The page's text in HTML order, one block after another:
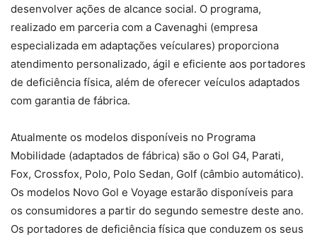
desenvolver ações de alcance social. O programa,
realizado em parceria com a Cavenaghi (empresa
especializada em adaptações veículares) proporciona
atendimento personalizado, ágil e eficiente aos portadores
de deficiência física, além de oferecer veículos adaptados
com garantia de fábrica.
Atualmente os modelos disponíveis no Programa
Mobilidade (adaptados de fábrica) são o Gol G4, Parati,
Fox, Crossfox, Polo, Polo Sedan, Golf (câmbio automático).
Os modelos Novo Gol e Voyage estarão disponíveis para
os consumidores a partir do segundo semestre deste ano.
Os portadores de deficiência física que conduzem os seus